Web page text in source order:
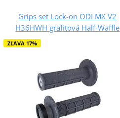
Grips set Lock-on ODI MX V2
H36HWH grafitová Half-Waffle
ZĽAVA 17%